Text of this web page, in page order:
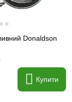
Donaldson
Купити